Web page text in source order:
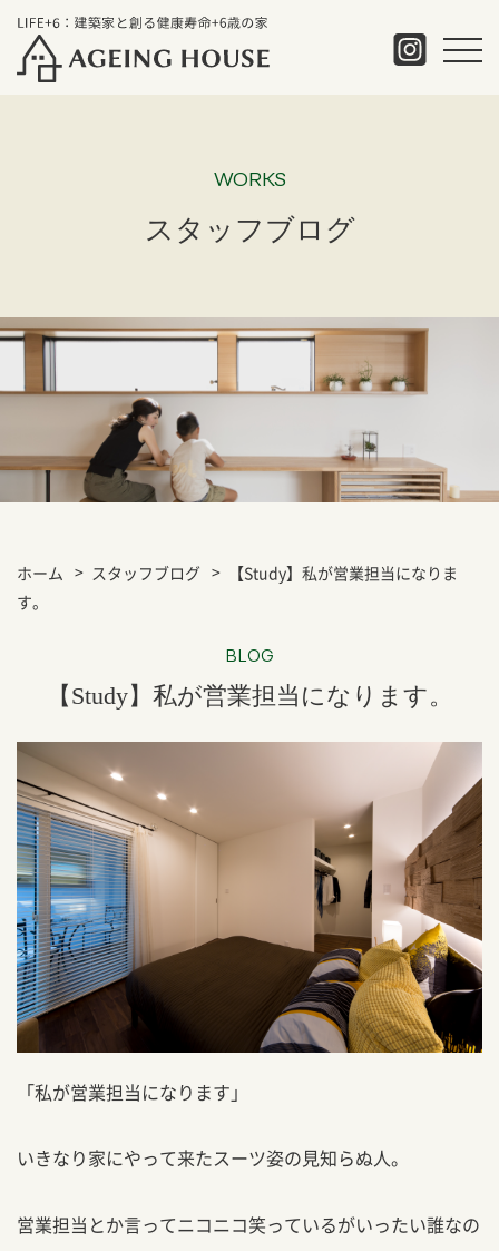
WORKS
スタッフブログ
ホーム スタッフブログ
【Study】私が営業担当になりま
す。
BLOG
【Study】私が営業担当になります。
「私が営業担当になります」
いきなり家にやって来たスーツ姿の見知らぬ人。
営業担当とか言ってニコニコ笑っているがいったい誰なの